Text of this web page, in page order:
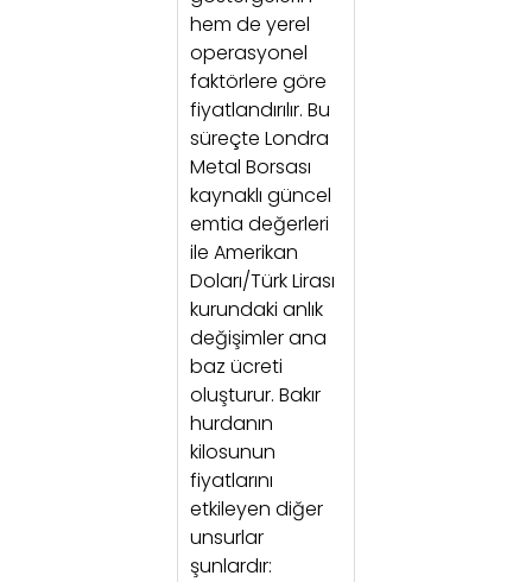
hem de yerel
operasyonel
faktörlere göre
fiyatlandırılır. Bu
süreçte Londra
Metal Borsası
kaynaklı güncel
emtia değerleri
ile Amerikan
Doları/Türk Lirası
kurundaki anlık
değişimler ana
baz ücreti
oluşturur. Bakır
hurdanın
kilosunun
fiyatlarını
etkileyen diğer
unsurlar
şunlardır: